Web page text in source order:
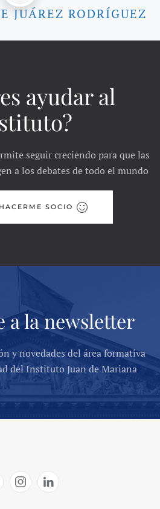
JUÁREZ RODRÍGUEZ
ayudar al
seguir creciendo para que las
a los debates de todo el mundo
SOCIO
a la newsletter
y novedades del área formativa
del Instituto Juan de Mariana